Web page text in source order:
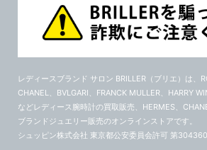
レディースブランド サロン BRILLER（ブリエ） は、
CHANEL、BVLGARI、FRANCK MULLER、HARRY
などレディース腕時計の買取販売、HERMES、
ブランドジュエリー販売のオンラインストアです。
シュッピン株式会社 東京都公安委員会許可 第